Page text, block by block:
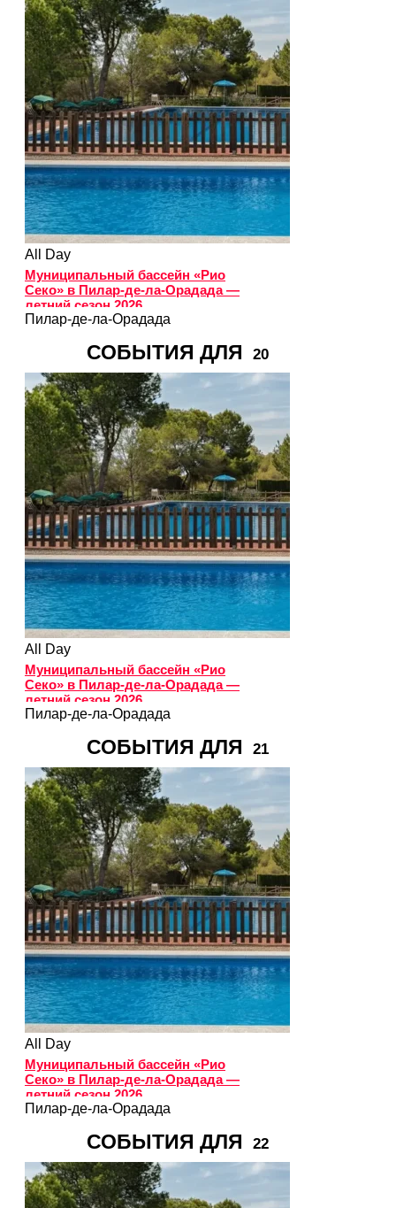
All Day
Муниципальный бассейн «Рио
Секо» в Пилар-де-ла-Орадада —
летний сезон 2026
Пилар-де-ла-Орадада
СОБЫТИЯ ДЛЯ 20
All Day
Муниципальный бассейн «Рио
Секо» в Пилар-де-ла-Орадада —
летний сезон 2026
Пилар-де-ла-Орадада
СОБЫТИЯ ДЛЯ 21
All Day
Муниципальный бассейн «Рио
Секо» в Пилар-де-ла-Орадада —
летний сезон 2026
Пилар-де-ла-Орадада
СОБЫТИЯ ДЛЯ 22